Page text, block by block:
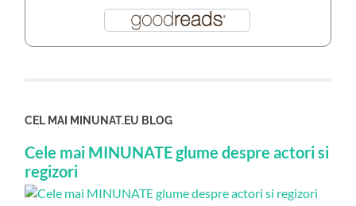
CEL MAI MINUNAT.EU BLOG
Cele mai MINUNATE glume despre actori si
regizori